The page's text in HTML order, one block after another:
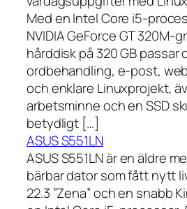
Med en Intel Core i5-
NVIDIA GeForce GT 320M-
hårddisk på 320 GB passar
ordbehandling, e-post,
och enklare Linuxprojekt,
arbetsminne och en SSD
betydligt […]
ASUS S551LN
ASUS S551LN är en äldre
bärbar dator som fått nytt
22.3 ”Zena” och en snabb